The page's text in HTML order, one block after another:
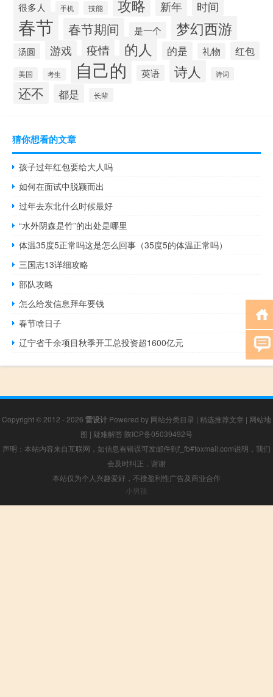
很多人 手机 技能 攻略 新年 时间
春节 春节期间 是一个 梦幻西游
汤圆 游戏 疫情 的人 的是 礼物 红包
美国 考生 自己的 英语 诗人 诗词
还不 都是 长辈
猜你想看的文章
孩子过年红包要给大人吗
如何在面试中脱颖而出
过年去东北什么时候最好
“水外阴森是竹”的出处是哪里
体温35度5正常吗这是怎么回事（35度5的体温正常吗）
三国志13详细攻略
部队攻略
怎么给发信息拜年要钱
春节啥日子
辽宁省千余项目秋季开工总投资超1600亿元
Copyright © 2012 - 2026 雷设计 Powered by 网站分类目录 | 精选推荐文章 | 网站地
图 | 疑难解答 陕ICP备05039492号
声明：本站内容来自互联网，如信息有错误可发邮件到f_fb#foxmail.com说明，我们
会及时纠正，谢谢
本站仅为个人兴趣爱好，不接盈利性广告及商业合作
小男孩